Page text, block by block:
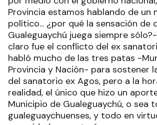
Provincia estamos hablando de un
político... ¿por qué la sensación de
Gualeguaychú juega siempre
claro fue el conflicto del ex
habló mucho de las tres patas -
Provincia y Nación- para sostener
del sanatorio ex Agos, pero a la
realidad, el único que hizo un
Municipio de Gualeguaychú, o sea
gualeguaychuenses, y todo en